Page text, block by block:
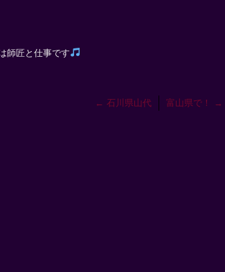
師匠と仕事です
← 石川県山代 富山県で！ →